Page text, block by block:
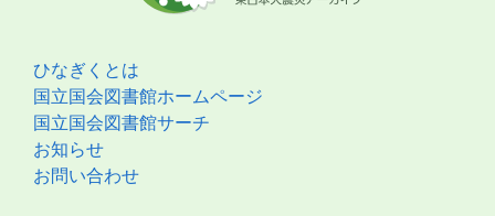
ひなぎくとは
国立国会図書館ホームページ
国立国会図書館サーチ
お知らせ
お問い合わせ